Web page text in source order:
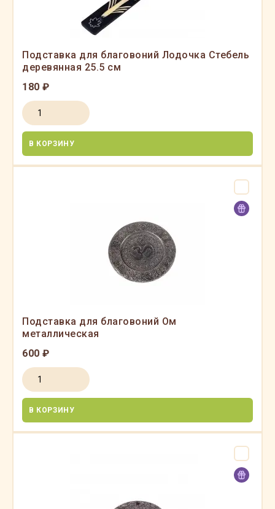
Подставка для благовоний Лодочка Стебель
деревянная 25.5 см
180 ₽
В КОРЗИНУ
Подставка для благовоний Ом
металлическая
600 ₽
В КОРЗИНУ